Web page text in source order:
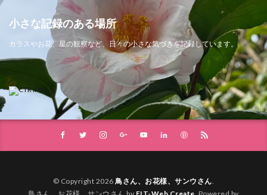
小さな記録のある場所
カラスやお花、星の観察など、日々の小さな気づきを記録しています。
© Copyright 2026鳥さん、お花様、サンウさん